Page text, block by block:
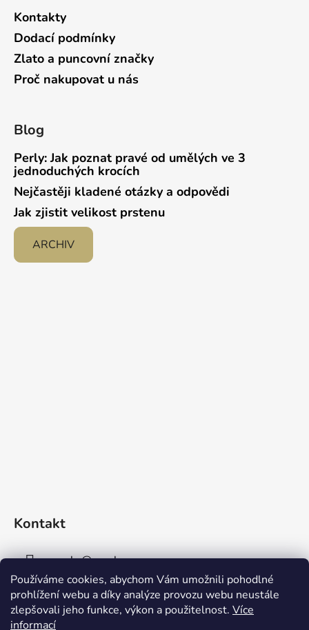
Používáme cookies, abychom Vám umožnili pohodlné
prohlížení webu a díky analýze provozu webu neustále
zlepšovali jeho funkce, výkon a použitelnost. Více
informací
Kontakty
Dodací podmínky
Zlato a puncovní značky
Proč nakupovat u nás
Blog
Perly: Jak poznat pravé od umělých ve 3
jednoduchých krocích
Nejčastěji kladené otázky a odpovědi
Jak zjistit velikost prstenu
ARCHIV
Kontakt
sperky@sperky-nm.cz
+420 737 11 00 33